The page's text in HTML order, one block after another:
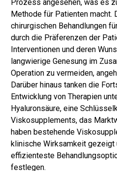
Prozess angesehen, was es
Methode für Patienten macht.
chirurgischen Behandlungen
durch die Präferenzen der
Interventionen und deren
langwierige Genesung im
Operation zu vermeiden,
Darüber hinaus tanken die
Entwicklung von Therapien
Hyaluronsäure, eine
Viskosupplements, das
haben bestehende
klinische Wirksamkeit gezeigt
effizienteste
festlegen.